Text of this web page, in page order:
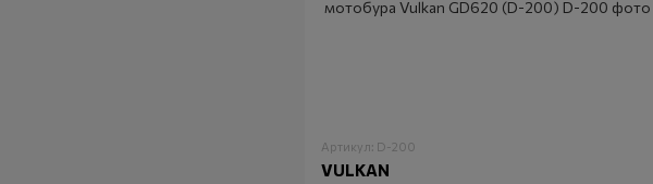
Артикул: D-200
VULKAN